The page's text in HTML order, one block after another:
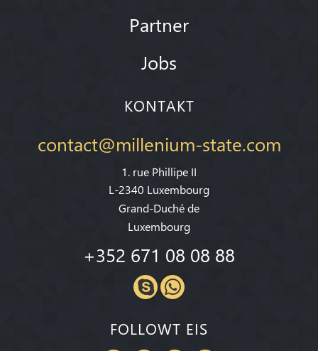
Partner
Jobs
KONTAKT
contact@millenium-state.com
1. rue Phillipe II
L-2340 Luxembourg
Grand-Duché de
Luxembourg
+352 671 08 08 88
FOLLOWT EIS